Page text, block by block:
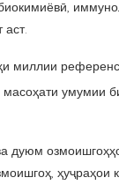
аст.
миллии
масоҳати умумии
дуюм
ҳуҷраҳои